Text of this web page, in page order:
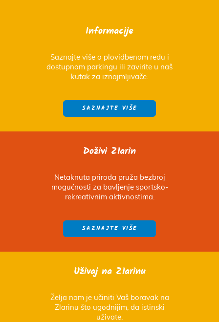
Informacije
Saznajte više o plovidbenom redu i
dostupnom parkingu ili zavirite u naš
kutak za iznajmljivače.
SAZNAJTE VIŠE
Doživi Zlarin
Netaknuta priroda pruža bezbroj
mogućnosti za bavljenje sportsko-
rekreativnim aktivnostima.
SAZNAJTE VIŠE
Uživaj na Zlarinu
Želja nam je učiniti Vaš boravak na
Zlarinu što ugodnijim, da istinski
uživate.